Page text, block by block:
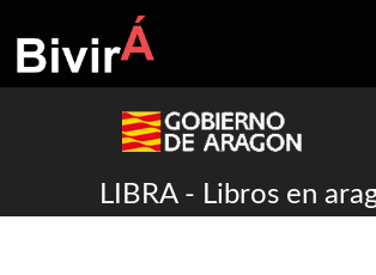
to
content
LIBRA - Libros en